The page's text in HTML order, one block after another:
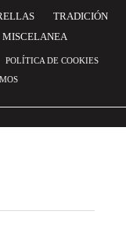
TRADICIÓN
MISCELANEA
POLÍTICA DE COOKIES